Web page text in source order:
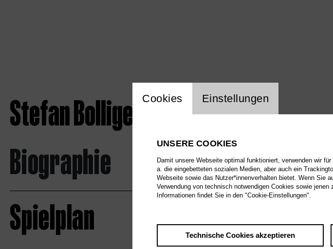
Stefan Bolliger
Biographie
Spielplan
Einstellung Website
Cookies Einstellungen
UNSERE COOKIES
Damit unsere Webseite optimal funktioniert, verwenden wir
a. die eingebetteten sozialen Medien, aber auch ein
Webseite sowie das Nutzer*innenverhalten bietet. Wenn Sie
Verwendung von technisch notwendigen Cookies sowie
Informationen findet Sie in den "Cookie-Einstellungen".
Technische Cookies akzeptieren